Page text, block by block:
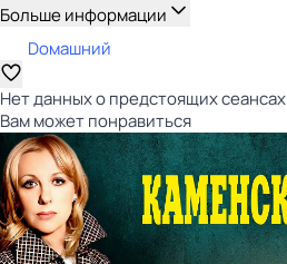
Больше информации
Dомашний
Нет данных о предстоящих сеансах
Вам может понравиться